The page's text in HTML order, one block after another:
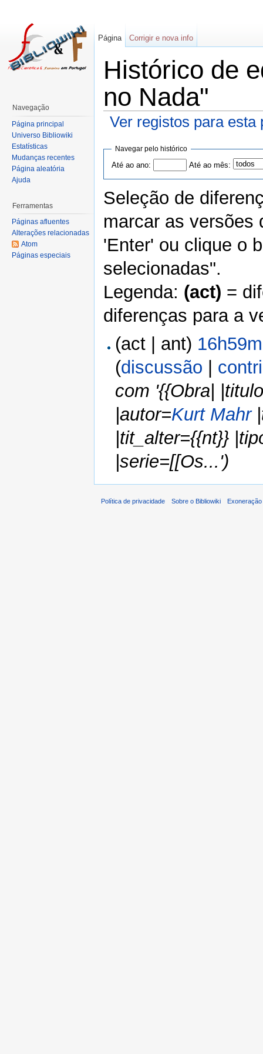
Histórico de
no Nada"
Ver registos para esta
Navegar pelo histórico
Até ao ano: Até ao mês:
Seleção de
marcar as versões
'Enter' ou clique o
selecionadas".
Legenda: (act) =
diferenças para a
(act | ant)
(discussão |
com '{{Obra|
|autor=Kurt Mahr
|tit_alter={{nt}}
|serie=[[Os...')
Página Corrigir e nova info
Navegação
Página principal
Universo Bibliowiki
Estatísticas
Mudanças recentes
Página aleatória
Ajuda
Ferramentas
Páginas afluentes
Alterações relacionadas
Atom
Páginas especiais
Política de privacidade Sobre o Bibliowiki